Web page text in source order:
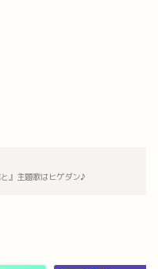
』主題歌はヒゲダン♪